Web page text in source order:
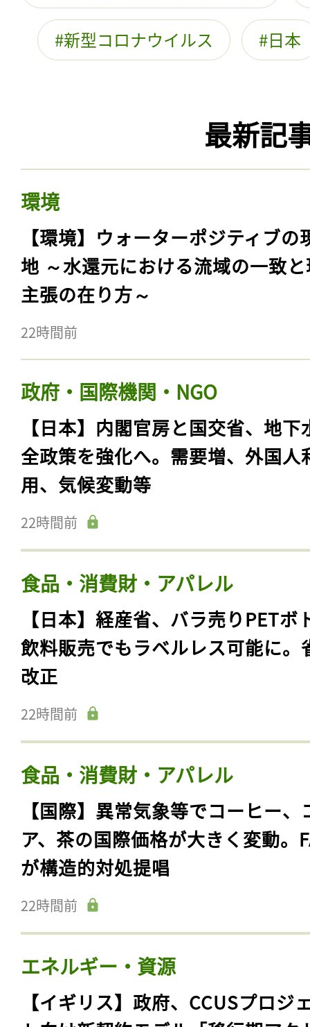
新型コロナウイルス 日本
最新記
環境
【環境】ウォーターポジティブの
地 ～水還元における流域の一致
主張の在り方～
22時間前
政府・国際機関・NGO
【日本】内閣官房と国交省、地下
全政策を強化へ。需要増、外国人
用、気候変動等
22時間前
食品・消費財・アパレル
【日本】経産省、バラ売りPETボ
飲料販売でもラベルレス可能に。
改正
22時間前
食品・消費財・アパレル
【国際】異常気象等でコーヒー、
ア、茶の国際価格が大きく変動。
が構造的対処提唱
22時間前
エネルギー・資源
【イギリス】政府、CCUSプロジ